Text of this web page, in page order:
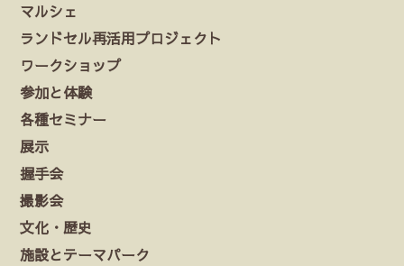
マルシェ
ランドセル再活用プロジェクト
ワークショップ
参加と体験
各種セミナー
展示
握手会
撮影会
文化・歴史
施設とテーマパーク